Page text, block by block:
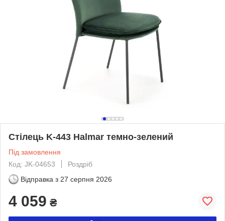
Стілець K-443 Halmar темно-зелений
Під замовлення
Код: JK-04653
Роздріб
Відправка з 27 серпня 2026
4 059 ₴